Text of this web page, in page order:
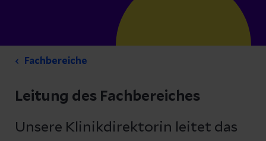
Fachbereiche
Leitung des Fachbereiches
Unsere Klinikdirektorin leitet das